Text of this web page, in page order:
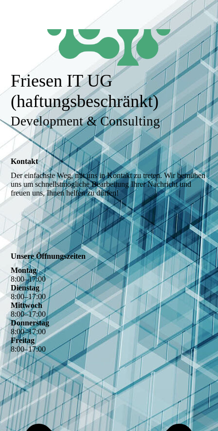
Friesen IT UG
(haftungsbeschränkt)
Development & Consulting
Kontakt
Der einfachste Weg, mit uns in Kontakt zu treten. Wir bemühen
uns um schnellstmögliche Bearbeitung Ihrer Nachricht und
freuen uns, Ihnen helfen zu dürfen!
Unsere Öffnungszeiten
Montag
8:00–17:00
Dienstag
8:00–17:00
Mittwoch
8:00–17:00
Donnerstag
8:00–17:00
Freitag
8:00–17:00